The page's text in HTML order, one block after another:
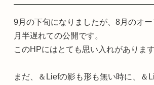
9月の下旬になりましたが、8月のオ
月半遅れての公開です。
このHPにはとても思い入れがあります
まだ、＆Liefの影も形も無い時に、＆